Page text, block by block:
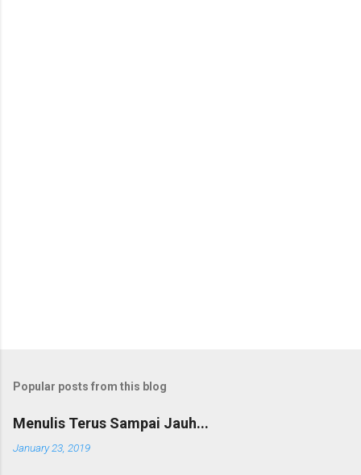
Popular posts from this blog
Menulis Terus Sampai Jauh...
January 23, 2019